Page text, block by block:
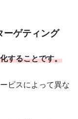
ーゲティング
することです。
ビスによって異な